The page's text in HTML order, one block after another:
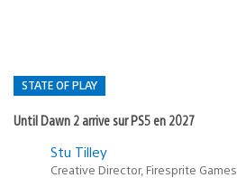
STATE OF PLAY
Until Dawn 2 arrive sur PS5 en 2027
PostéeStu Tilley
Creative Director, Firesprite Games